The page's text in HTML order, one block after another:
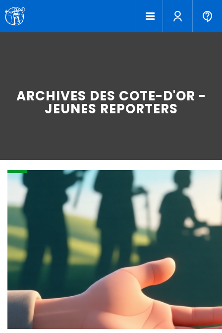
ARCHIVES DES COTE-D'OR -
JEUNES REPORTERS